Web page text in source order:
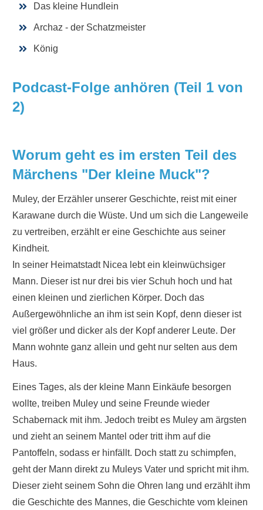
Das kleine Hundlein
Archaz - der Schatzmeister
König
Podcast-Folge anhören (Teil 1 von
2)
Worum geht es im ersten Teil des
Märchens "Der kleine Muck"?
Muley, der Erzähler unserer Geschichte, reist mit einer
Karawane durch die Wüste. Und um sich die Langeweile
zu vertreiben, erzählt er eine Geschichte aus seiner
Kindheit.
In seiner Heimatstadt Nicea lebt ein kleinwüchsiger
Mann. Dieser ist nur drei bis vier Schuh hoch und hat
einen kleinen und zierlichen Körper. Doch das
Außergewöhnliche an ihm ist sein Kopf, denn dieser ist
viel größer und dicker als der Kopf anderer Leute. Der
Mann wohnte ganz allein und geht nur selten aus dem
Haus.
Eines Tages, als der kleine Mann Einkäufe besorgen
wollte, treiben Muley und seine Freunde wieder
Schabernack mit ihm. Jedoch treibt es Muley am ärgsten
und zieht an seinem Mantel oder tritt ihm auf die
Pantoffeln, sodass er hinfällt. Doch statt zu schimpfen,
geht der Mann direkt zu Muleys Vater und spricht mit ihm.
Dieser zieht seinem Sohn die Ohren lang und erzählt ihm
die Geschichte des Mannes, die Geschichte vom kleinen